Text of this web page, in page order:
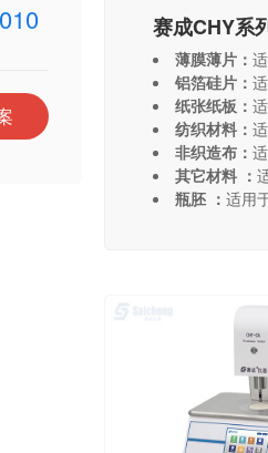
赛成CHY系
薄膜薄片：
铝箔硅片：
纸张纸板：
纺织材料：
非织造布：
其它材料 ：
瓶胚 ： 适用